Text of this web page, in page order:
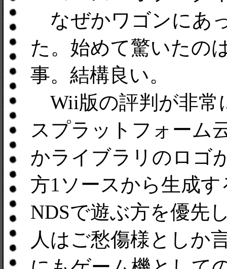
なぜかワゴンにあ
た。始めて驚いたの
事。結構良い。
Wii版の評判が非常
スプラットフォーム
かライブラリのロゴ
方1ソースから生成
NDSで遊ぶ方を優先
人はご愁傷様としか